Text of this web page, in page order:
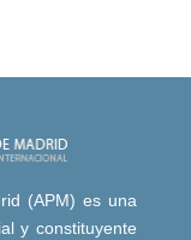
(APM) es una
y constituyente